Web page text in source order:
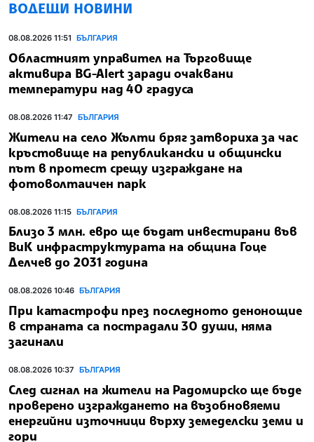
ВОДЕЩИ НОВИНИ
08.08.2026 11:51 БЪЛГАРИЯ
Областният управител на Търговище
активира BG-Alert заради очаквани
температури над 40 градуса
08.08.2026 11:47 БЪЛГАРИЯ
Жители на село Жълти бряг затвориха за час
кръстовище на републикански и общински
път в протест срещу изграждане на
фотоволтаичен парк
08.08.2026 11:15 БЪЛГАРИЯ
Близо 3 млн. евро ще бъдат инвестирани във
ВиК инфраструктурата на община Гоце
Делчев до 2031 година
08.08.2026 10:46 БЪЛГАРИЯ
При катастрофи през последното денонощие
в страната са пострадали 30 души, няма
загинали
08.08.2026 10:37 БЪЛГАРИЯ
След сигнал на жители на Радомирско ще бъде
проверено изграждането на възобновяеми
енергийни източници върху земеделски земи и
гори